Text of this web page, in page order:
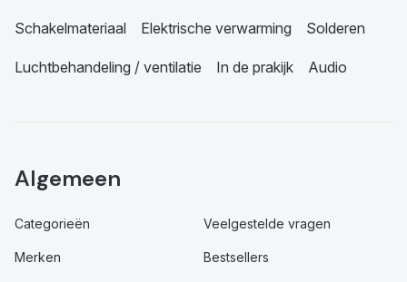
Schakelmateriaal Elektrische verwarming Solderen
Luchtbehandeling / ventilatie In de prakijk Audio
Algemeen
Categorieën Veelgestelde vragen
Merken Bestsellers